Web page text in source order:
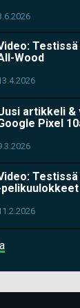
Testissä
Wood
artikkeli &
Pixel
Testissä